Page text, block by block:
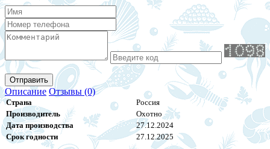
Отправить
Описание Отзывы (0)
Страна
Россия
Производитель
Охотно
Дата производства
27.12.2024
Срок годности
27.12.2025